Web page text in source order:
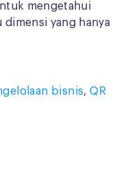
mengetahui
dimensi yang hanya
bisnis,QR